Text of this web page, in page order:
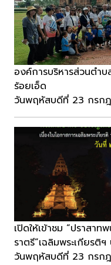
องค์การบริหารส่วนตำ
ร้อยเอ็ด
วันพฤหัสบดีที่ 23 กรก
เปิดให้เข้าชม “ปราสา
ราตรี”เฉลิมพระเกียร
วันพฤหัสบดีที่ 23 กรก